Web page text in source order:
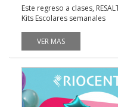
Este regreso a clases,
Kits Escolares semanales
VER MAS